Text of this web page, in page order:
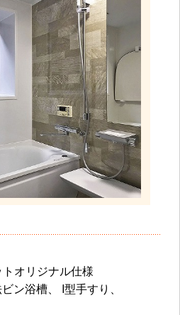
オリジナル仕様
ン浴槽、 I型手すり、